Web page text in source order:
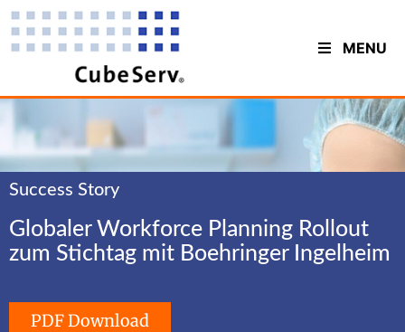
MENU
Success Story
Globaler Workforce Planning Rollout
zum Stichtag mit Boehringer Ingelheim
PDF Download